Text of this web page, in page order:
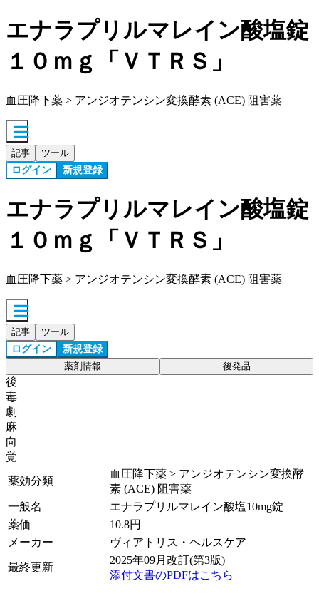
エナラプリルマレイン酸塩錠
１０ｍｇ「ＶＴＲＳ」
血圧降下薬 > アンジオテンシン変換酵素 (ACE) 阻害薬
記事 ツール
ログイン 新規登録
エナラプリルマレイン酸塩錠
１０ｍｇ「ＶＴＲＳ」
血圧降下薬 > アンジオテンシン変換酵素 (ACE) 阻害薬
記事 ツール
ログイン 新規登録
薬剤情報 後発品
後
毒
劇
麻
向
覚
薬効分類
血圧降下薬 > アンジオテンシン変換酵
素 (ACE) 阻害薬
一般名
エナラプリルマレイン酸塩10mg錠
薬価
10.8円
メーカー
ヴィアトリス・ヘルスケア
最終更新
2025年09月改訂(第3版)
添付文書のPDFはこちら